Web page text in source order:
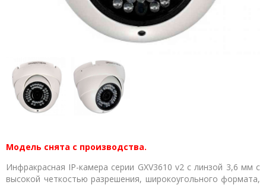
Модель снята с производства.
Инфракрасная IP-камера серии GXV3610 v2 с линзой 3,6 мм с
высокой четкостью разрешения, широкоугольного формата,